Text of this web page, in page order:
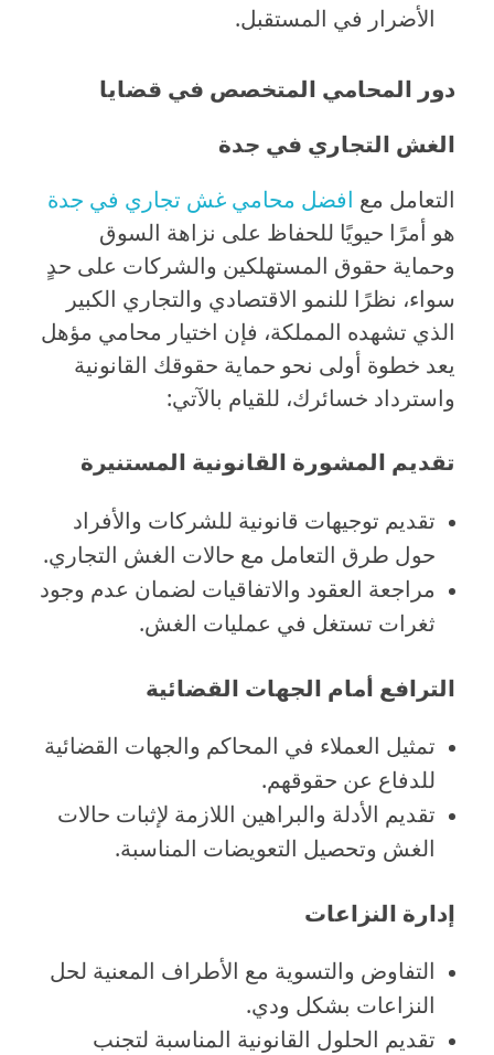
الأضرار في المستقبل.
دور المحامي المتخصص في قضايا
الغش التجاري في جدة
التعامل مع افضل محامي غش تجاري في جدة
هو أمرًا حيويًا للحفاظ على نزاهة السوق
وحماية حقوق المستهلكين والشركات على حدٍ
سواء، نظرًا للنمو الاقتصادي والتجاري الكبير
الذي تشهده المملكة، فإن اختيار محامي مؤهل
يعد خطوة أولى نحو حماية حقوقك القانونية
واسترداد خسائرك، للقيام بالآتي:
تقديم المشورة القانونية المستنيرة
تقديم توجيهات قانونية للشركات والأفراد
حول طرق التعامل مع حالات الغش التجاري.
مراجعة العقود والاتفاقيات لضمان عدم وجود
ثغرات تستغل في عمليات الغش.
الترافع أمام الجهات القضائية
تمثيل العملاء في المحاكم والجهات القضائية
للدفاع عن حقوقهم.
تقديم الأدلة والبراهين اللازمة لإثبات حالات
الغش وتحصيل التعويضات المناسبة.
إدارة النزاعات
التفاوض والتسوية مع الأطراف المعنية لحل
النزاعات بشكل ودي.
تقديم الحلول القانونية المناسبة لتجنب